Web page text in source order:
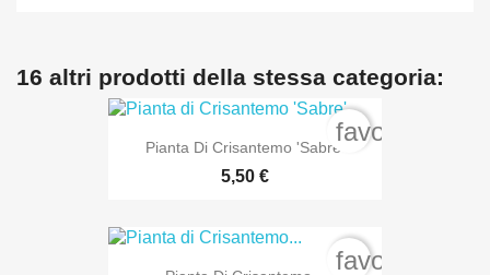
16 altri prodotti della stessa categoria:
Pianta Di Crisantemo 'Sabre'
5,50 €